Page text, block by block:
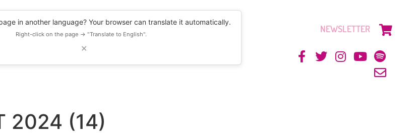
in another language? Your browser can translate it automatically.
Right-click on the page → "Translate to English".
✕
RECURSOS
NEWSLETTER
2024 (14)